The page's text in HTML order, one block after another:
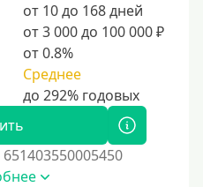
от 10 до 168 дней
от 3 000 до 100 000 ₽
от 0.8%
Среднее